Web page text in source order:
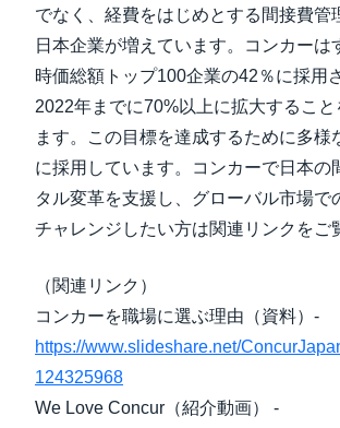
でなく、経費をはじめとする間接費管
日本企業が増えています。コンカーは
時価総額トップ100企業の42％に採用
2022年までに70%以上に拡大するこ
ます。この目標を達成するために多様
に採用しています。コンカーで日本の
タル変革を支援し、グローバル市場で
チャレンジしたい方は関連リンクをご
（関連リンク）
コンカーを職場に選ぶ理由（資料）-
https://www.slideshare.net/
124325968
We Love Concur（紹介動画） -